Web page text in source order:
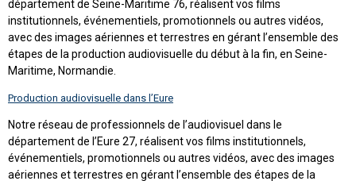
département de Seine-Maritime 76, réalisent vos films
institutionnels, événementiels, promotionnels ou autres vidéos,
avec des images aériennes et terrestres en gérant l’ensemble des
étapes de la production audiovisuelle du début à la fin, en Seine-
Maritime, Normandie.
Production audiovisuelle dans l’Eure
Notre réseau de professionnels de l’audiovisuel dans le
département de l’Eure 27, réalisent vos films institutionnels,
événementiels, promotionnels ou autres vidéos, avec des images
aériennes et terrestres en gérant l’ensemble des étapes de la